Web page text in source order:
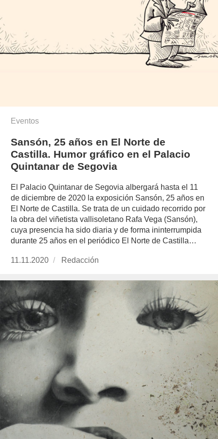
Eventos
Sansón, 25 años en El Norte de
Castilla. Humor gráfico en el Palacio
Quintanar de Segovia
El Palacio Quintanar de Segovia albergará hasta el 11
de diciembre de 2020 la exposición Sansón, 25 años en
El Norte de Castilla. Se trata de un cuidado recorrido por
la obra del viñetista vallisoletano Rafa Vega (Sansón),
cuya presencia ha sido diaria y de forma ininterrumpida
durante 25 años en el periódico El Norte de Castilla…
Publicado
11.11.2020 https://www.experimenta.es/author/redaccion/
Redacción